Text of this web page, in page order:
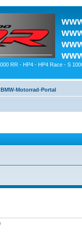
RR - HP4 - HP4 Race - S
BMW-Motorrad-Portal